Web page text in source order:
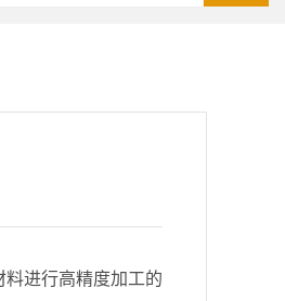
进行高精度加工的